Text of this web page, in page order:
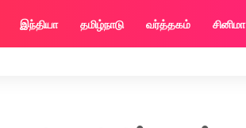
இந்தியா தமிழ்நாடு வர்த்தகம் சினிமா